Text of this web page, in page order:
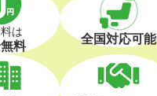
は
料 全国対応可能